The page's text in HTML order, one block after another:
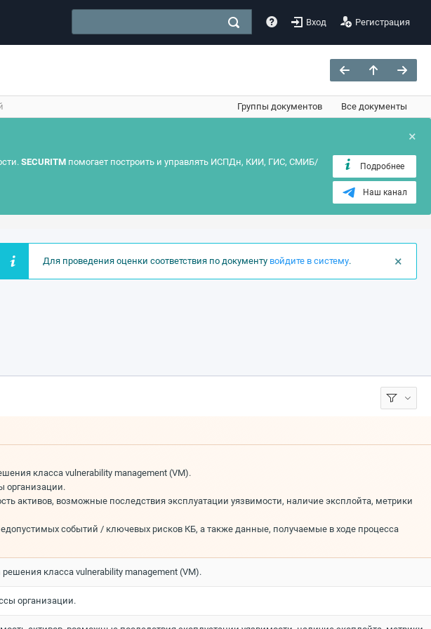
Вход Регистрация
Группы документов Все документы
×
SECURITMпомогает построить и управлять ИСПДн, КИИ, ГИС, СМИБ/
Подробнее
Наш канал
×
Для проведения оценки соответствия по документу войдите в систему.
класса vulnerability management (VM).
организации.
активов, возможные последствия эксплуатации уязвимости, наличие эксплойта, метрики
событий / ключевых рисков КБ, а также данные, получаемые в ходе процесса
класса vulnerability management (VM).
организации.